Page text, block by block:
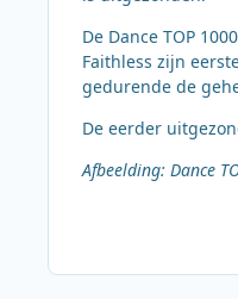
De Dance TOP
Faithless zijn
gedurende de
De eerder
Afbeelding: Dance